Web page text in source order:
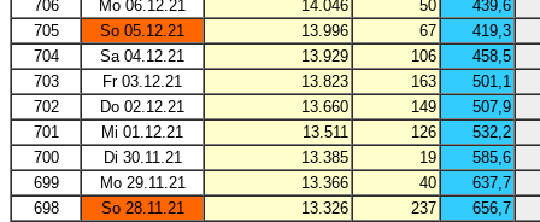
706
Mo 06.12.21 14.046 50
439,6
705
So 05.12.21 13.996 67
419,3
704
Sa 04.12.21 13.929 106
458,5
703
Fr 03.12.21 13.823 163
501,1
702
Do 02.12.21 13.660 149
507,9
701
Mi 01.12.21 13.511 126
532,2
700
Di 30.11.21 13.385 19
585,6
699
Mo 29.11.21 13.366 40
637,7
698
So 28.11.21 13.326 237
656,7